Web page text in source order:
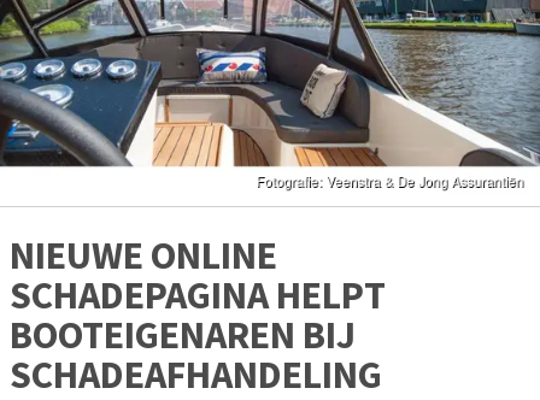
NIEUWE ONLINE
SCHADEPAGINA HELPT
BOOTEIGENAREN BIJ
SCHADEAFHANDELING